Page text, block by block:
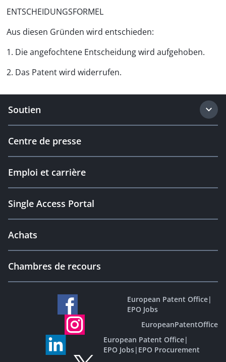
ENTSCHEIDUNGSFORMEL
Aus diesen Gründen wird entschieden:
1. Die angefochtene Entscheidung wird aufgehoben.
2. Das Patent wird widerrufen.
Soutien
Centre de presse
Emploi et carrière
Single Access Portal
Achats
Chambres de recours
European Patent Office|
EPO Jobs
EuropeanPatentOffice
European Patent Office|
EPO Jobs| EPO Procurement